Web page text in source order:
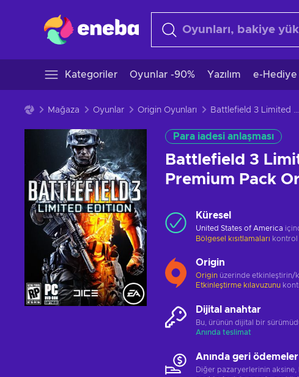
Kategoriler Oyunlar -90% Yazılım e-Hediye
Mağaza Oyunlar Origin Oyunları Battlefield 3 Limited Edition + Battlefield 3 Premium Pack Origin Key GLOBAL
Para iadesi anlaşması
Battlefield 3
Premium Pack
Küresel
United States of America
Bölgesel kısıtlamaları kontrol
Origin
Origin üzerinde etkinleştirin/
Etkinleştirme kılavuzunu
Dijital anahtar
Bu, ürünün dijital bir
Anında teslimat
Anında geri ödemeler
Diğer pazaryerlerinin